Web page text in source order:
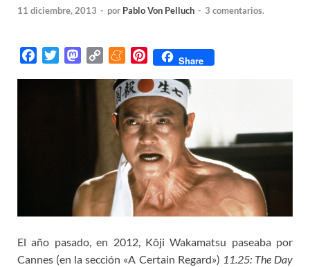
11 diciembre, 2013 - por Pablo Von Pelluch - 3 comentarios.
M
k
M
n
e
a
m
e
P
n
t
e
r
e
s
t
Share
El año pasado, en 2012, Kôji Wakamatsu paseaba por
Cannes (en la sección «A Certain Regard») 11.25: The Day